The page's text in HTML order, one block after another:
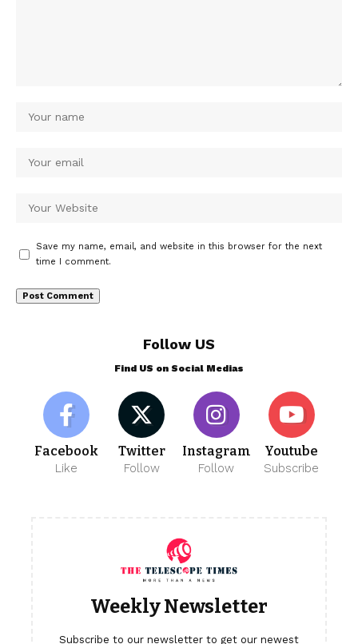
Save my name, email, and website in this browser for the next
time I comment.
Follow US
Find US on Social Medias
Facebook
Like
Twitter
Follow
Instagram
Follow
Youtube
Subscribe
Weekly Newsletter
Subscribe to our newsletter to get our newest